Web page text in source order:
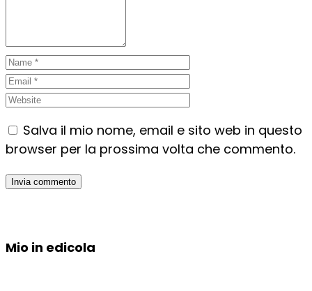
Salva il mio nome, email e sito web in questo
browser per la prossima volta che commento.
Mio in edicola